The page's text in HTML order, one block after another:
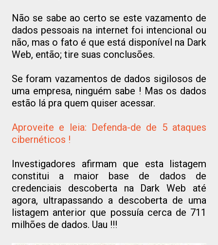
Não se sabe ao certo se este vazamento de
dados pessoais na internet foi intencional ou
não, mas o fato é que está disponível na Dark
Web, então; tire suas conclusões.
Se foram vazamentos de dados sigilosos de
uma empresa, ninguém sabe ! Mas os dados
estão lá pra quem quiser acessar.
Aproveite e leia: Defenda-de de 5 ataques
cibernéticos !
Investigadores afirmam que esta listagem
constitui a maior base de dados de
credenciais descoberta na Dark Web até
agora, ultrapassando a descoberta de uma
listagem anterior que possuía cerca de 711
milhões de dados. Uau !!!